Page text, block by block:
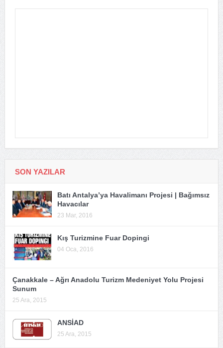
SON YAZILAR
Batı Antalya’ya Havalimanı Projesi | Bağımsız
Havacılar
23 Mar, 2016
Kış Turizmine Fuar Dopingi
04 Oca, 2016
Çanakkale – Ağrı Anadolu Turizm Medeniyet Yolu Projesi
Sunum
25 Ara, 2015
ANSİAD
25 Ara, 2015